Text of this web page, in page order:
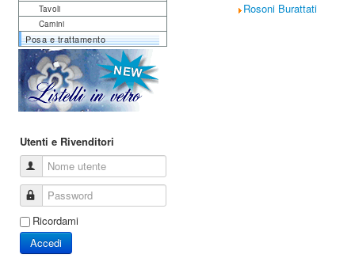
Tavoli
Camini
Posa e trattamento
Utenti e Rivenditori
Nome utente
Password
Ricordami
Accedi
Rosoni Burattati